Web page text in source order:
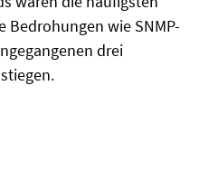
Bedrohungen wie SNMP-
drei